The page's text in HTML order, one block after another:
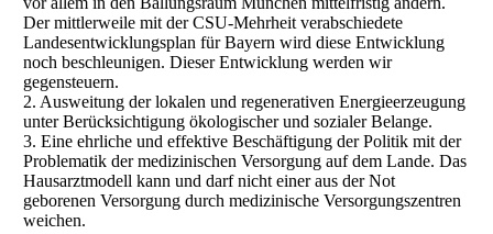
Der mittlerweile mit der CSU-Mehrheit verabschiedete
Landesentwicklungsplan für Bayern wird diese Entwicklung
noch beschleunigen. Dieser Entwicklung werden wir
gegensteuern.
2. Ausweitung der lokalen und regenerativen Energieerzeugung
unter Berücksichtigung ökologischer und sozialer Belange.
3. Eine ehrliche und effektive Beschäftigung der Politik mit der
Problematik der medizinischen Versorgung auf dem Lande. Das
Hausarztmodell kann und darf nicht einer aus der Not
geborenen Versorgung durch medizinische Versorgungszentren
weichen.